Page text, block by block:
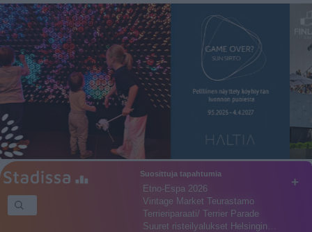
+
Suosittuja tapahtumia
Etno-Espa 2026
Vintage Market Teurastamo
Terrieriparaati/ Terrier Parade
Suuret risteilyalukset Helsingin…